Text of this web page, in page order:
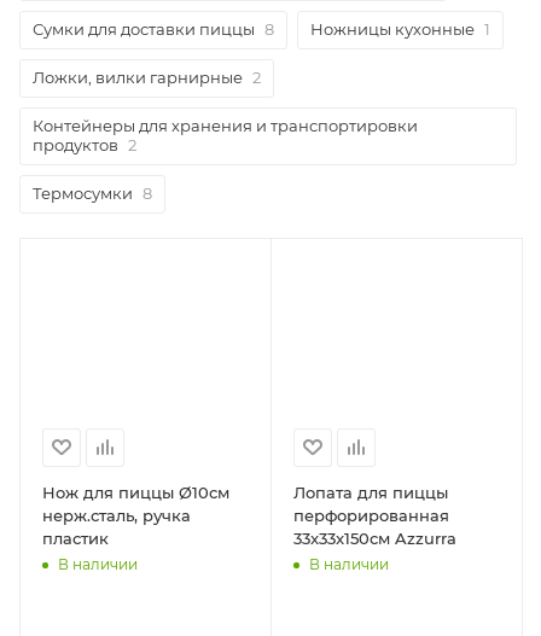
Сумки для доставки пиццы 8 Ножницы кухонные 1
Ложки, вилки гарнирные 2
Контейнеры для хранения и транспортировки
продуктов 2
Термосумки 8
Нож для пиццы Ø10см
нерж.сталь, ручка
пластик
В наличии
Лопата для пиццы
перфорированная
33x33x150см Azzurra
В наличии